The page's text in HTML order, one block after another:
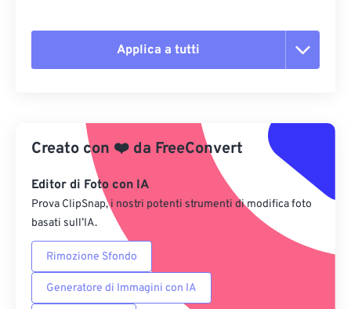
Applica a tutti
Applica da preimpostazione
Salva come predefinito
Creato con ❤️ da FreeConvert
Editor di Foto con IA
Prova ClipSnap, i nostri potenti strumenti di modifica foto
basati sull’IA.
Rimozione Sfondo
Generatore di Immagini con IA